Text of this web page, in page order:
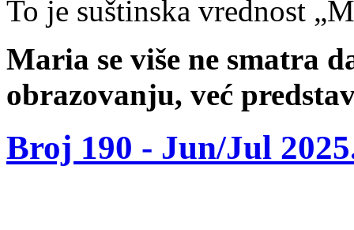
To je suštinska vrednost
Maria se više ne smatra
obrazovanju, već
Broj 190 - Jun/Jul